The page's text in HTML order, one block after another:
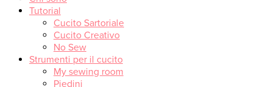
Tutorial
Cucito Sartoriale
Cucito Creativo
No Sew
Strumenti per il cucito
My sewing room
Piedini